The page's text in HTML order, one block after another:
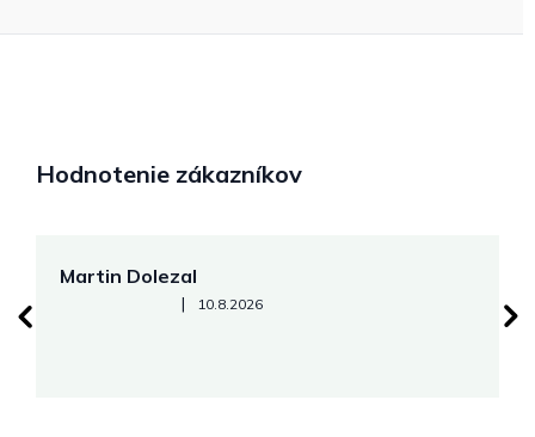
Hodnotenie zákazníkov
Martin Dolezal
Hodnotenie obchodu je 5 z 5 hviezdičiek.
| 10.8.2026